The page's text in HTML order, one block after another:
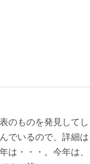
のものを発見してし
でいるので、詳細は
は・・・。今年は、